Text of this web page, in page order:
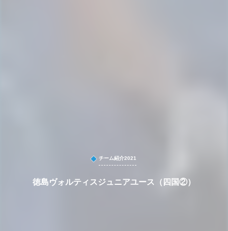
チーム紹介2021
徳島ヴォルティスジュニアユース（四国②）